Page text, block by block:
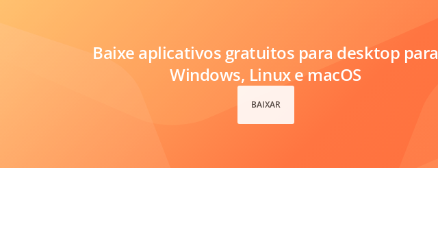
Baixe aplicativos gratuitos para desktop para
Windows, Linux e macOS
BAIXAR